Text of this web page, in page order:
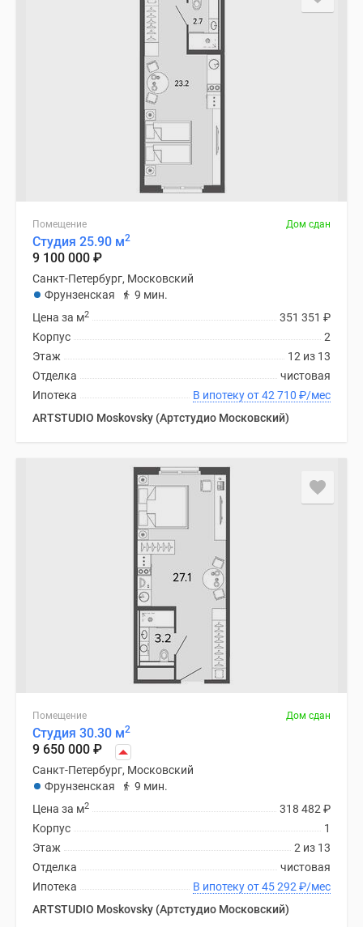
Помещение Дом сдан
Студия 25.90 м2
9 100 000 ₽
Санкт-Петербург, Московский
Фрунзенская
9 мин.
351 351 ₽
Цена за м2
2
Корпус
12 из 13
Этаж
чистовая
Отделка
В ипотеку от 42 710 ₽/мес
Ипотека
ARTSTUDIO Moskovsky (Артстудио Московский)
Помещение Дом сдан
Студия 30.30 м2
9 650 000 ₽
Санкт-Петербург, Московский
Фрунзенская
9 мин.
318 482 ₽
Цена за м2
1
Корпус
2 из 13
Этаж
чистовая
Отделка
В ипотеку от 45 292 ₽/мес
Ипотека
ARTSTUDIO Moskovsky (Артстудио Московский)